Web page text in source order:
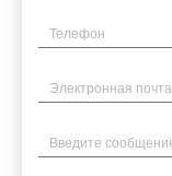
Телефон
Электронная почта
Введите сообщение